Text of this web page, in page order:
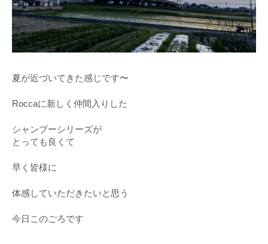
夏が近づいてきた感じです〜
Roccaに新しく仲間入りした
シャンプーシリーズが
とっても良くて
早く皆様に
体感していただきたいと思う
今日このごろです